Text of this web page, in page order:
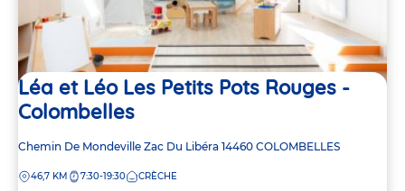
Léa et Léo Les Petits Pots Rouges -
Colombelles
Adresse
la
Chemin De Mondeville Zac Du Libéra 14460 COLOMBELLES
DISTANCE
46,7 KM 7:30-19:30 CRÈCHE